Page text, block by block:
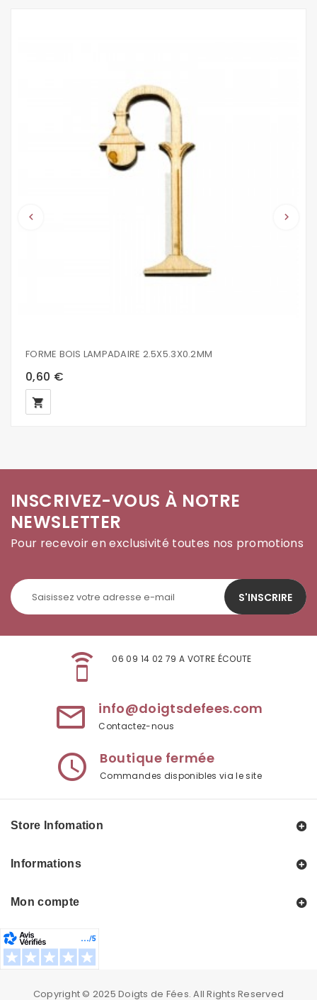
keyboard_arrow_left keyboard_arrow_right
FORME BOIS LAMPADAIRE 2.5X5.3X0.2MM
0,60 €
local_grocery_store
INSCRIVEZ-VOUS À NOTRE
NEWSLETTER
Pour recevoir en exclusivité toutes nos promotions
S'INSCRIRE
speaker_phone 06 09 14 02 79 A VOTRE ÉCOUTE
mail_outline info@doigtsdefees.com
Contactez-nous
access_time Boutique fermée
Commandes disponibles via le site
Store Infomation
Informations
Mon compte
Copyright © 2025Doigts de Fées. All Rights Reserved